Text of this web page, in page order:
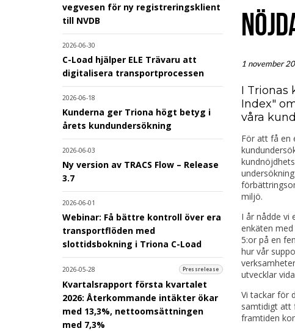
vegvesen för ny registreringsklient
till NVDB
2026-06-30
C-Load hjälper ELE Trävaru att
digitalisera transportprocessen
2026-06-18
Kunderna ger Triona högt betyg i
årets kundundersökning
2026-06-03
Ny version av TRACS Flow – Release
3.7
2026-06-01
Webinar: Få bättre kontroll över era
transportflöden med
slottidsbokning i Triona C-Load
2026-05-28 Pressrelease
Kvartalsrapport första kvartalet
2026: Återkommande intäkter ökar
med 13,3%, nettoomsättningen
med 7,3%
1 november
I Trionas
Index"
våra
För att få en
miljö.
I år nådde vi
enkäten
5:or på en
hur vår
utvecklar
Vi tackar för
samtidigt att
framtiden